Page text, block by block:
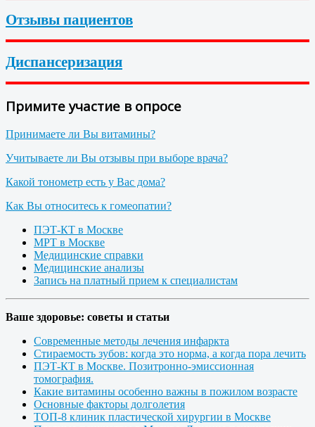
Отзывы пациентов
Диспансеризация
Примите участие в опросе
Принимаете ли Вы витамины?
Учитываете ли Вы отзывы при выборе врача?
Какой тонометр есть у Вас дома?
Как Вы относитесь к гомеопатии?
ПЭТ-КТ в Москве
МРТ в Москве
Медицинские справки
Медицинские анализы
Запись на платный прием к специалистам
Ваше здоровье: советы и статьи
Современные методы лечения инфаркта
Стираемость зубов: когда это норма, а когда пора лечить
ПЭТ-КТ в Москве. Позитронно-эмиссионная
томография.
Какие витамины особенно важны в пожилом возрасте
Основные факторы долголетия
ТОП-8 клиник пластической хирургии в Москве